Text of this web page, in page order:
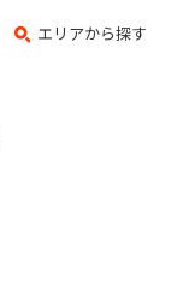
エリアから探す